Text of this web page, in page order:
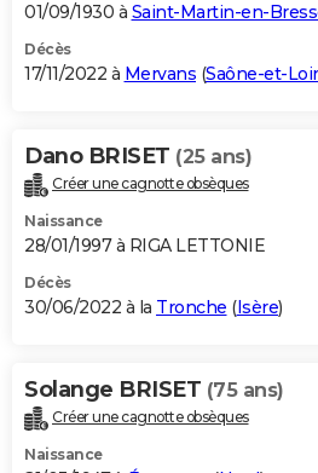
01/09/1930 à Saint-Martin-en-
Décès
17/11/2022 à Mervans (Saône-et-
Dano BRISET (25 ans)
Créer une cagnotte obsèques
Naissance
28/01/1997 à RIGA LETTONIE
Décès
30/06/2022 à la Tronche (Isère)
Solange BRISET (75 ans)
Créer une cagnotte obsèques
Naissance